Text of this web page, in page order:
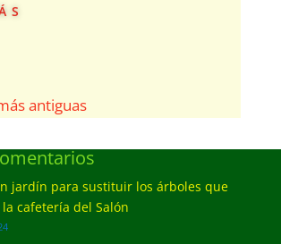
antiguas
jardín para sustituir los árboles que
cafetería del Salón